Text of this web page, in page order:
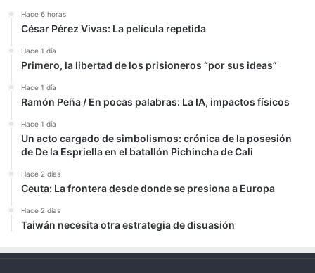
Hace 6 horas
César Pérez Vivas: La película repetida
Hace 1 día
Primero, la libertad de los prisioneros “por sus ideas”
Hace 1 día
Ramón Peña / En pocas palabras: La IA, impactos físicos
Hace 1 día
Un acto cargado de simbolismos: crónica de la posesión
de De la Espriella en el batallón Pichincha de Cali
Hace 2 días
Ceuta: La frontera desde donde se presiona a Europa
Hace 2 días
Taiwán necesita otra estrategia de disuasión